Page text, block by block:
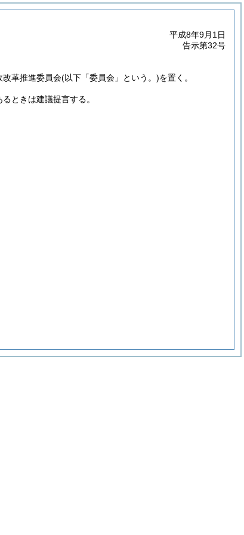
平成8年9月1日
告示第32号
改革推進委員会(以下「委員会」という。)を置く。
ときは建議提言する。